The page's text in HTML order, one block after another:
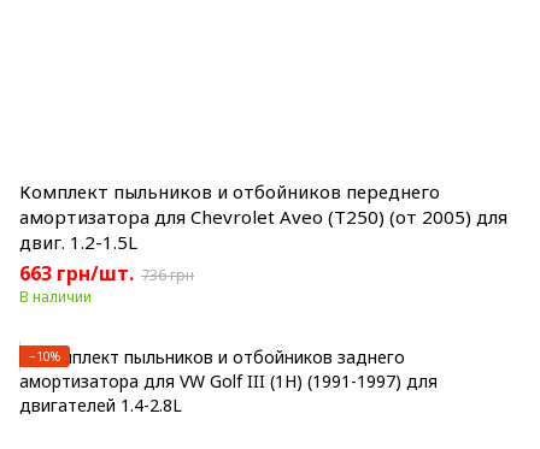
Комплект пыльников и отбойников переднего
амортизатора для Chevrolet Aveo (T250) (от 2005) для
двиг. 1.2-1.5L
663 грн/шт. 736 грн
В наличии
−10%